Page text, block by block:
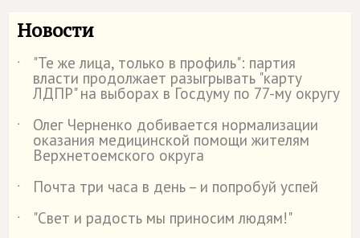
Новости
˙ "Те же лица, только в профиль": партия
власти продолжает разыгрывать "карту
ЛДПР" на выборах в Госдуму по 77-му округу
˙
Олег Черненко добивается нормализации
оказания медицинской помощи жителям
Верхнетоемского округа
˙
Почта три часа в день – и попробуй успей
˙
"Свет и радость мы приносим людям!"